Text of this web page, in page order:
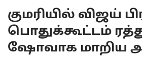
குமரியில் விஜய்
பொதுக்கூட்டம்
ஷோவாக மாறிய